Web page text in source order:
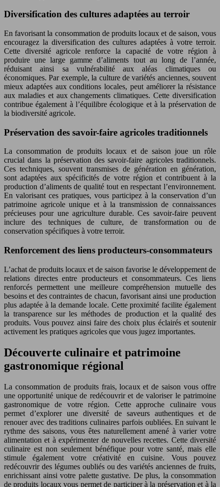
Diversification des cultures adaptées au terroir
En favorisant la consommation de produits locaux et de saison, vous
encouragez la diversification des cultures adaptées à votre terroir.
Cette diversité agricole renforce la capacité de votre région à
produire une large gamme d’aliments tout au long de l’année,
réduisant ainsi sa vulnérabilité aux aléas climatiques ou
économiques. Par exemple, la culture de variétés anciennes, souvent
mieux adaptées aux conditions locales, peut améliorer la résistance
aux maladies et aux changements climatiques. Cette diversification
contribue également à l’équilibre écologique et à la préservation de
la biodiversité agricole.
Préservation des savoir-faire agricoles traditionnels
La consommation de produits locaux et de saison joue un rôle
crucial dans la préservation des savoir-faire agricoles traditionnels.
Ces techniques, souvent transmises de génération en génération,
sont adaptées aux spécificités de votre région et contribuent à la
production d’aliments de qualité tout en respectant l’environnement.
En valorisant ces pratiques, vous participez à la conservation d’un
patrimoine agricole unique et à la transmission de connaissances
précieuses pour une agriculture durable. Ces savoir-faire peuvent
inclure des techniques de culture, de transformation ou de
conservation spécifiques à votre terroir.
Renforcement des liens producteurs-consommateurs
L’achat de produits locaux et de saison favorise le développement de
relations directes entre producteurs et consommateurs. Ces liens
renforcés permettent une meilleure compréhension mutuelle des
besoins et des contraintes de chacun, favorisant ainsi une production
plus adaptée à la demande locale. Cette proximité facilite également
la transparence sur les méthodes de production et la qualité des
produits. Vous pouvez ainsi faire des choix plus éclairés et soutenir
activement les pratiques agricoles que vous jugez importantes.
Découverte culinaire et patrimoine
gastronomique régional
La consommation de produits frais, locaux et de saison vous offre
une opportunité unique de redécouvrir et de valoriser le patrimoine
gastronomique de votre région. Cette approche culinaire vous
permet d’explorer une diversité de saveurs authentiques et de
renouer avec des traditions culinaires parfois oubliées. En suivant le
rythme des saisons, vous êtes naturellement amené à varier votre
alimentation et à expérimenter de nouvelles recettes. Cette diversité
culinaire est non seulement bénéfique pour votre santé, mais elle
stimule également votre créativité en cuisine. Vous pouvez
redécouvrir des légumes oubliés ou des variétés anciennes de fruits,
enrichissant ainsi votre palette gustative. De plus, la consommation
de produits locaux vous permet de participer à la préservation et à la